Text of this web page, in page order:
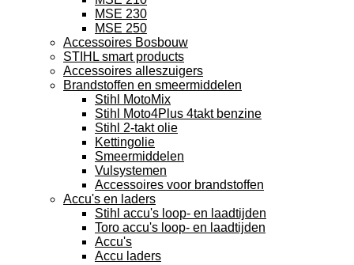
MSE 230
MSE 250
Accessoires Bosbouw
STIHL smart products
Accessoires alleszuigers
Brandstoffen en smeermiddelen
Stihl MotoMix
Stihl Moto4Plus 4takt benzine
Stihl 2-takt olie
Kettingolie
Smeermiddelen
Vulsystemen
Accessoires voor brandstoffen
Accu's en laders
Stihl accu's loop- en laadtijden
Toro accu's loop- en laadtijden
Accu's
Accu laders